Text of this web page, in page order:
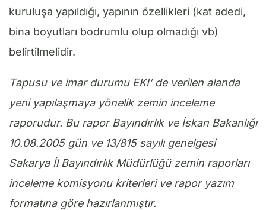
kuruluşa yapıldığı, yapının özellikleri (kat adedi,
bina boyutları bodrumlu olup olmadığı vb)
belirtilmelidir.
Tapusu ve imar durumu EKI’ de verilen alanda
yeni yapılaşmaya yönelik zemin inceleme
raporudur. Bu rapor Bayındırlık ve İskan Bakanlığı
10.08.2005 gün ve 13/815 sayılı genelgesi
Sakarya İl Bayındırlık Müdürlüğü zemin raporları
inceleme komisyonu kriterleri ve rapor yazım
formatına göre hazırlanmıştır.